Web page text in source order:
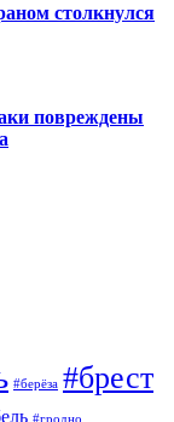
столкнулся
повреждены
#берёза #брест
#гродно